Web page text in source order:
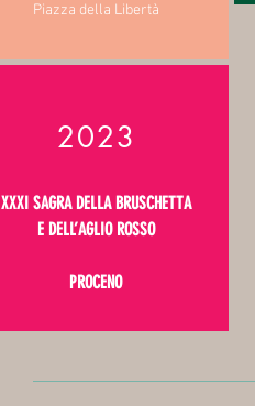
Piazza della Libertà
2023
XXXI SAGRA DELLA BRUSCHETTA
E DELL’AGLIO ROSSO
PROCENO